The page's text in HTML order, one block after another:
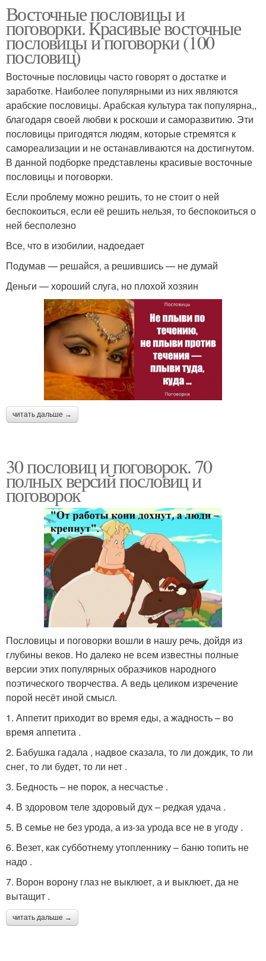
Восточные пословицы и
поговорки. Красивые восточные
пословицы и поговорки (100
пословиц)
Восточные пословицы часто говорят о достатке и
заработке. Наиболее популярными из них являются
арабские пословицы. Арабская культура так популярна,,
благодаря своей любви к роскоши и саморазвитию. Эти
пословицы пригодятся людям, которые стремятся к
самореализации и не останавливаются на достигнутом.
В данной подборке представлены красивые восточные
пословицы и поговорки.
Если проблему можно решить, то не стоит о ней
беспокоиться, если её решить нельзя, то беспокоиться о
ней бесполезно
Все, что в изобилии, надоедает
Подумав — решайся, а решившись — не думай
Деньги — хороший слуга, но плохой хозяин
читать дальше →
30 пословиц и поговорок. 70
полных версий пословиц и
поговорок
Пословицы и поговорки вошли в нашу речь, дойдя из
глубины веков. Но далеко не всем известны полные
версии этих популярных образчиков народного
поэтического творчества. А ведь целиком изречение
порой несёт иной смысл.
1. Аппетит приходит во время еды, а жадность – во
время аппетита .
2. Бабушка гадала , надвое сказала, то ли дождик, то ли
снег, то ли будет, то ли нет .
3. Бедность – не порок, а несчастье .
4. В здоровом теле здоровый дух – редкая удача .
5. В семье не без урода, а из-за урода все не в угоду .
6. Везет, как субботнему утопленнику – баню топить не
надо .
7. Ворон ворону глаз не выклюет, а и выклюет, да не
вытащит .
читать дальше →